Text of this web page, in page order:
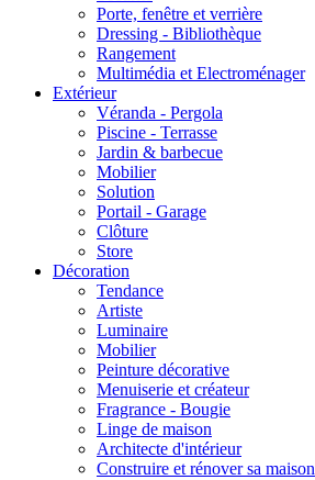
Porte, fenêtre et verrière
Dressing - Bibliothèque
Rangement
Multimédia et Electroménager
Extérieur
Véranda - Pergola
Piscine - Terrasse
Jardin & barbecue
Mobilier
Solution
Portail - Garage
Clôture
Store
Décoration
Tendance
Artiste
Luminaire
Mobilier
Peinture décorative
Menuiserie et créateur
Fragrance - Bougie
Linge de maison
Architecte d'intérieur
Construire et rénover sa maison